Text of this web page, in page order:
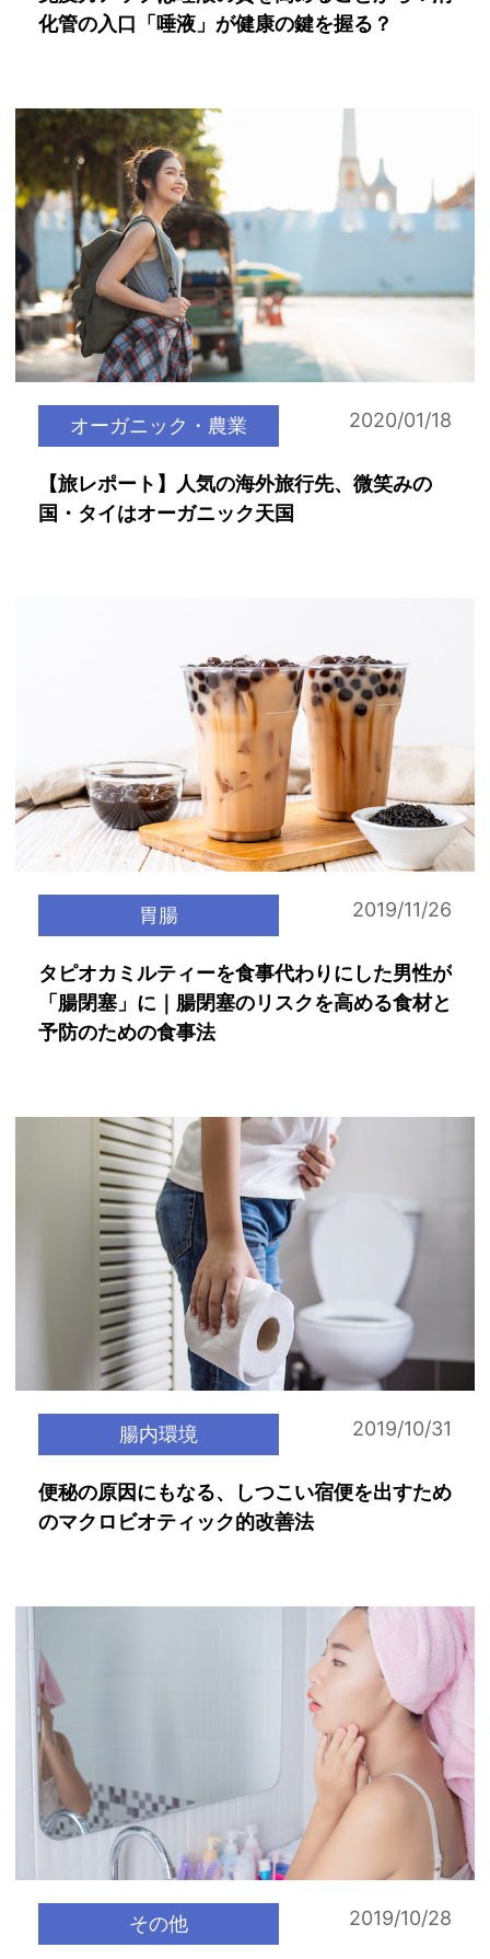
化管の入口「唾液」が健康の鍵を握る？
オーガニック・農業 2020/01/18
【旅レポート】人気の海外旅行先、微笑みの
国・タイはオーガニック天国
胃腸 2019/11/26
タピオカミルティーを食事代わりにした男性が
「腸閉塞」に｜腸閉塞のリスクを高める食材と
予防のための食事法
腸内環境 2019/10/31
便秘の原因にもなる、しつこい宿便を出すため
のマクロビオティック的改善法
その他 2019/10/28